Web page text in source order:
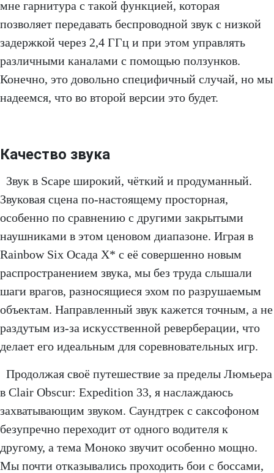
мне гарнитура с такой функцией, которая
позволяет передавать беспроводной звук с низкой
задержкой через 2,4 ГГц и при этом управлять
различными каналами с помощью ползунков.
Конечно, это довольно специфичный случай, но мы
надеемся, что во второй версии это будет.
Качество звука
Звук в Scape широкий, чёткий и продуманный.
Звуковая сцена по-настоящему просторная,
особенно по сравнению с другими закрытыми
наушниками в этом ценовом диапазоне. Играя в
Rainbow Six Осада X* с её совершенно новым
распространением звука, мы без труда слышали
шаги врагов, разносящиеся эхом по разрушаемым
объектам. Направленный звук кажется точным, а не
раздутым из-за искусственной реверберации, что
делает его идеальным для соревновательных игр.
Продолжая своё путешествие за пределы Люмьера
в Clair Obscur: Expedition 33, я наслаждаюсь
захватывающим звуком. Саундтрек с саксофоном
безупречно переходит от одного водителя к
другому, а тема Моноко звучит особенно мощно.
Мы почти отказывались проходить бои с боссами,